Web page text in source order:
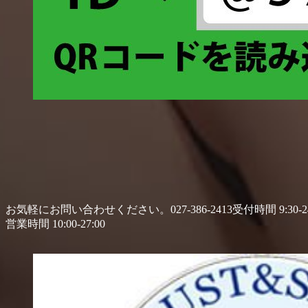
お気軽にお問い合わせください。 027-386-2413受付時間 9:30-
営業時間 10:00-27:00